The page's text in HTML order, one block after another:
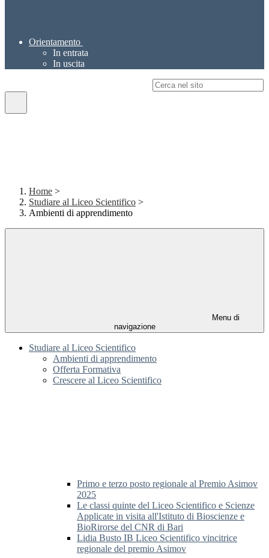
Orientamento
In entrata
In uscita
Home >
Studiare al Liceo Scientifico >
Ambienti di apprendimento
Menu di
navigazione
Studiare al Liceo Scientifico
Ambienti di apprendimento
Offerta Formativa
Crescere al Liceo Scientifico
Primo e terzo posto regionale al Premio Asimov
2025
Le classi quinte del Liceo Scientifico e Scienze
Applicate in visita all'Istituto di Bioscienze e
BioRirorse del CNR di Bari
Lidia Busto IB Liceo Scientifico vincitrice
regionale del premio Asimov